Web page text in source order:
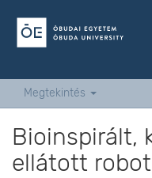
Megtekintés
Bioinspirált,
ellátott